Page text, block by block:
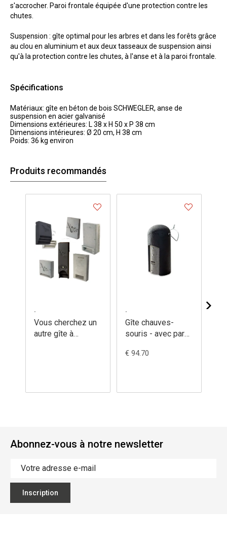
s'accrocher. Paroi frontale équipée d'une protection contre les
chutes.
Suspension : gîte optimal pour les arbres et dans les forêts grâce
au clou en aluminium et aux deux tasseaux de suspension ainsi
qu'à la protection contre les chutes, à l'anse et à la paroi frontale.
Spécifications
Matériaux: gîte en béton de bois SCHWEGLER, anse de
suspension en acier galvanisé
Dimensions extérieures: L 38 x H 50 x P 38 cm
Dimensions intérieures: Ø 20 cm, H 38 cm
Poids: 36 kg environ
Produits recommandés
.
Vous cherchez un
autre gîte à
.
Gîte chauves-
souris - avec paroi
€ 94.70
Abonnez-vous à notre newsletter
Inscription